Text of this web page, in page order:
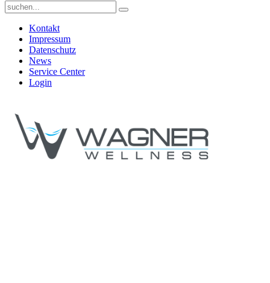
Kontakt
Impressum
Datenschutz
News
Service Center
Login